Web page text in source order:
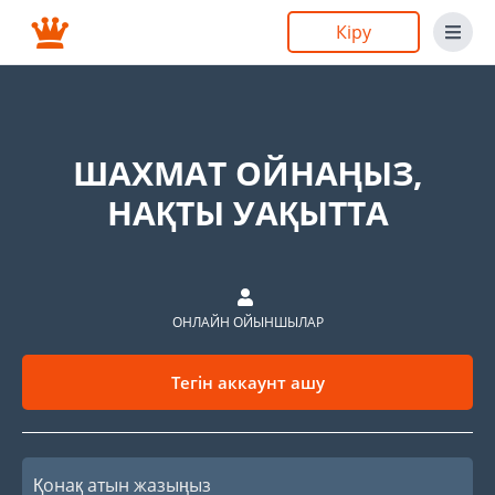
Кіру
ШАХМАТ ОЙНАҢЫЗ,
НАҚТЫ УАҚЫТТА
Тегін аккаунт ашу
ОНЛАЙН ОЙЫНШЫЛАР